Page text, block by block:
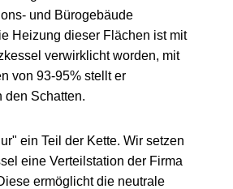
und Bürogebäude
Heizung dieser Flächen ist mit
verwirklicht worden, mit
von 93-95% stellt er
den Schatten.
ein Teil der Kette. Wir setzen
eine Verteilstation der Firma
ermöglicht die neutrale